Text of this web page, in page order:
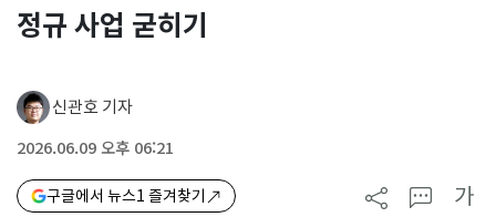
정규 사업 굳히기
신관호 기자
2026.06.09 오후 06:21
구글에서 뉴스1 즐겨찾기 가